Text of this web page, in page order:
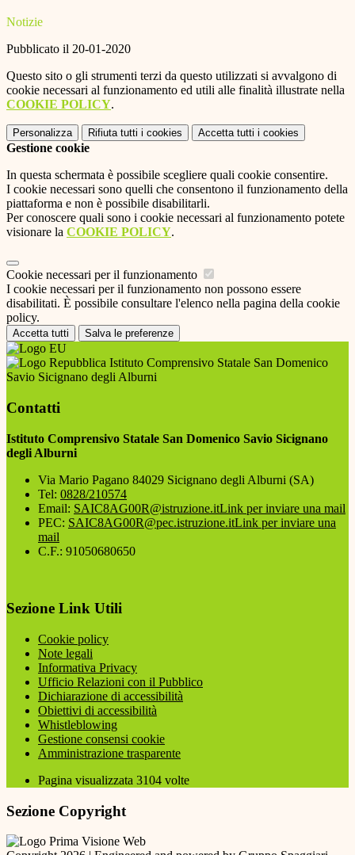
Notizie
Pubblicato il 20-01-2020
Questo sito o gli strumenti terzi da questo utilizzati si avvalgono di
cookie necessari al funzionamento ed utili alle finalità illustrate nella
COOKIE POLICY.
Personalizza Rifiuta tutti i cookies Accetta tutti i cookies
Gestione cookie
In questa schermata è possibile scegliere quali cookie consentire.
I cookie necessari sono quelli che consentono il funzionamento della
piattaforma e non è possibile disabilitarli.
Per conoscere quali sono i cookie necessari al funzionamento potete
visionare la COOKIE POLICY.
Cookie necessari per il funzionamento
I cookie necessari per il funzionamento non possono essere
disabilitati. È possibile consultare l'elenco nella pagina della cookie
policy.
Accetta tutti Salva le preferenze
Istituto Comprensivo Statale San Domenico
Savio Sicignano degli Alburni
Contatti
Istituto Comprensivo Statale San Domenico Savio Sicignano
degli Alburni
Via Mario Pagano 84029 Sicignano degli Alburni (SA)
Tel: 0828/210574
Email: SAIC8AG00R@istruzione.itLink per inviare una mail
PEC: SAIC8AG00R@pec.istruzione.itLink per inviare una
mail
C.F.: 91050680650
Sezione Link Utili
Cookie policy
Note legali
Informativa Privacy
Ufficio Relazioni con il Pubblico
Dichiarazione di accessibilità
Obiettivi di accessibilità
Whistleblowing
Gestione consensi cookie
Amministrazione trasparente
Pagina visualizzata 3104 volte
Sezione Copyright